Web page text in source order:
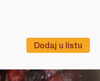
Dodaj u listu